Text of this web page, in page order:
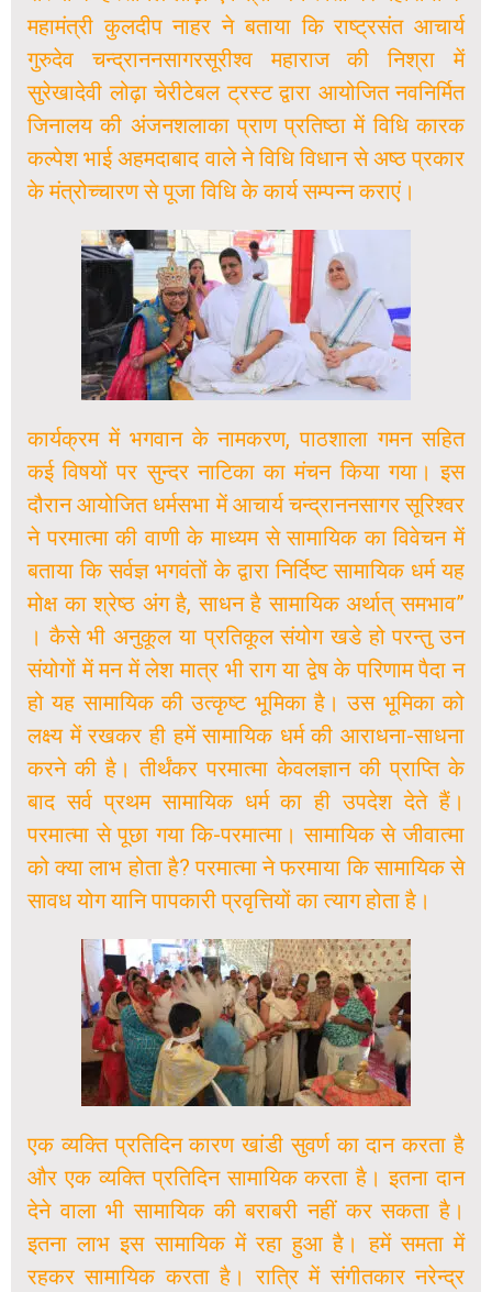
महामंत्री कुलदीप नाहर ने बताया कि राष्ट्रसंत आचार्य
गुरुदेव चन्द्राननसागरसूरीश्व महाराज की निश्रा में
सुरेखादेवी लोढ़ा चेरीटेबल ट्रस्ट द्वारा आयोजित नवनिर्मित
जिनालय की अंजनशलाका प्राण प्रतिष्ठा में विधि कारक
कल्पेश भाई अहमदाबाद वाले ने विधि विधान से अष्ठ प्रकार
के मंत्रोच्चारण से पूजा विधि के कार्य सम्पन्न कराएं।
कार्यक्रम में भगवान के नामकरण, पाठशाला गमन सहित
कई विषयों पर सुन्दर नाटिका का मंचन किया गया। इस
दौरान आयोजित धर्मसभा में आचार्य चन्द्राननसागर सूरिश्वर
ने परमात्मा की वाणी के माध्यम से सामायिक का विवेचन में
बताया कि सर्वज्ञ भगवंतों के द्वारा निर्दिष्ट सामायिक धर्म यह
मोक्ष का श्रेष्ठ अंग है, साधन है सामायिक अर्थात् समभाव”
। कैसे भी अनुकूल या प्रतिकूल संयोग खडे हो परन्तु उन
संयोगों में मन में लेश मात्र भी राग या द्वेष के परिणाम पैदा न
हो यह सामायिक की उत्कृष्ट भूमिका है। उस भूमिका को
लक्ष्य में रखकर ही हमें सामायिक धर्म की आराधना-साधना
करने की है। तीर्थंकर परमात्मा केवलज्ञान की प्राप्ति के
बाद सर्व प्रथम सामायिक धर्म का ही उपदेश देते हैं।
परमात्मा से पूछा गया कि-परमात्मा। सामायिक से जीवात्मा
को क्या लाभ होता है? परमात्मा ने फरमाया कि सामायिक से
सावध योग यानि पापकारी प्रवृत्तियों का त्याग होता है।
एक व्यक्ति प्रतिदिन कारण खांडी सुवर्ण का दान करता है
और एक व्यक्ति प्रतिदिन सामायिक करता है। इतना दान
देने वाला भी सामायिक की बराबरी नहीं कर सकता है।
इतना लाभ इस सामायिक में रहा हुआ है। हमें समता में
रहकर सामायिक करता है। रात्रि में संगीतकार नरेन्द्र